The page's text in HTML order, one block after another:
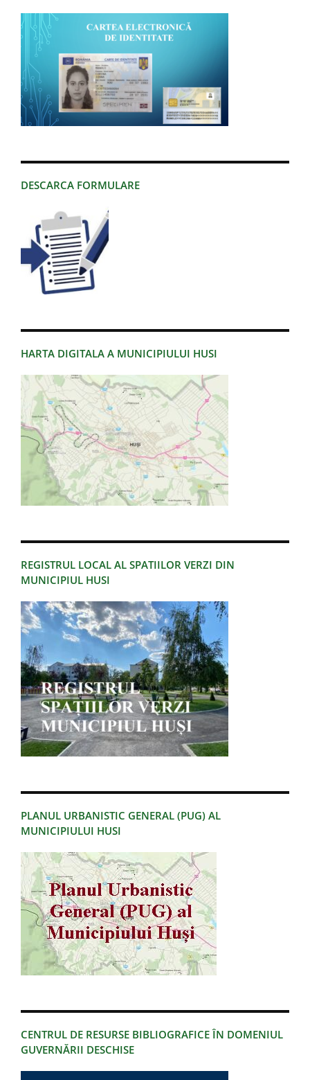
DESCARCA FORMULARE
HARTA DIGITALA A MUNICIPIULUI HUSI
REGISTRUL LOCAL AL SPATIILOR VERZI DIN
MUNICIPIUL HUSI
PLANUL URBANISTIC GENERAL (PUG) AL
MUNICIPIULUI HUSI
CENTRUL DE RESURSE BIBLIOGRAFICE ÎN DOMENIUL
GUVERNĂRII DESCHISE